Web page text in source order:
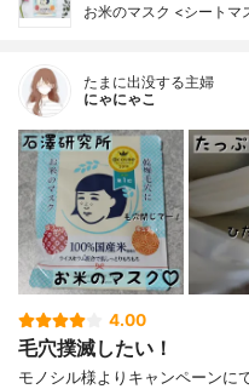
お米のマスク <シートマ
たまに出没する主婦
にゃにゃこ
4.00
毛穴撲滅したい！
モノシル様よりキャンペーンに